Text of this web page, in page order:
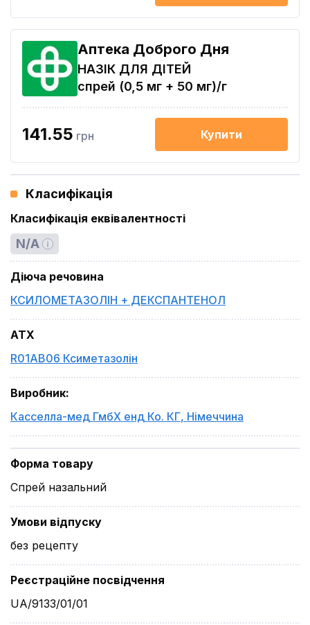
Аптека Доброго Дня
НАЗІК ДЛЯ ДІТЕЙ
спрей (0,5 мг + 50 мг)/г
141.55 грн Купити
Класифікація
Класифікація еквівалентності
N/A
Діюча речовина
КСИЛОМЕТАЗОЛІН + ДЕКСПАНТЕНОЛ
ATX
R01AB06 Ксиметазолін
Виробник:
Касселла-мед ГмбХ енд Ко. КГ, Німеччина
Форма товару
Спрей назальний
Умови відпуску
без рецепту
Реєстраційне посвідчення
UA/9133/01/01